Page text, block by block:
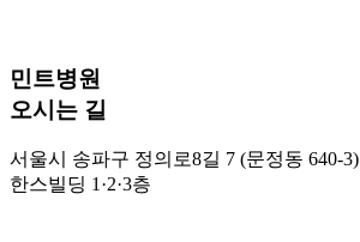
민트병원
오시는 길
서울시 송파구 정의로8길 7 (문정동 640-3)
한스빌딩 1·2·3층